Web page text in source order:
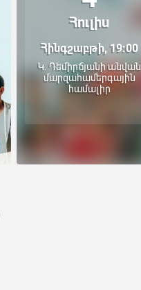
Հուլիս
Հինգշաբթի, 19:00
Կ. Դեմիրճյանի անվան
մարզահամերգային
համալիր